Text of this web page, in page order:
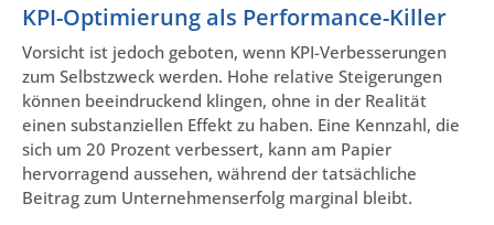
KPI-Optimierung als Performance-Killer
Vorsicht ist jedoch geboten, wenn KPI-Verbesserungen
zum Selbstzweck werden. Hohe relative Steigerungen
können beeindruckend klingen, ohne in der Realität
einen substanziellen Effekt zu haben. Eine Kennzahl, die
sich um 20 Prozent verbessert, kann am Papier
hervorragend aussehen, während der tatsächliche
Beitrag zum Unternehmenserfolg marginal bleibt.